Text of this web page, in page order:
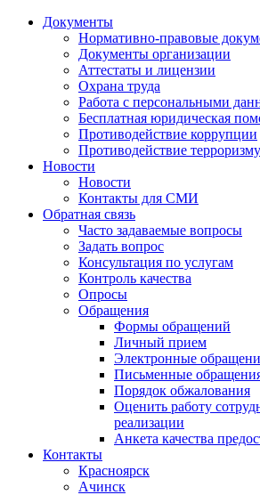
Документы
Нормативно-правовые
Документы организации
Аттестаты и лицензии
Охрана труда
Работа с персональными
Бесплатная юридическая
Противодействие коррупции
Противодействие терроризму
Новости
Новости
Контакты для СМИ
Обратная связь
Часто задаваемые вопросы
Задать вопрос
Консультация по услугам
Контроль качества
Опросы
Обращения
Формы обращений
Личный прием
Электронные
Письменные
Порядок обжалования
Оценить работу
реализации
Анкета качества
Контакты
Красноярск
Ачинск